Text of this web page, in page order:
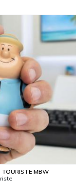
TOURISTE MBW